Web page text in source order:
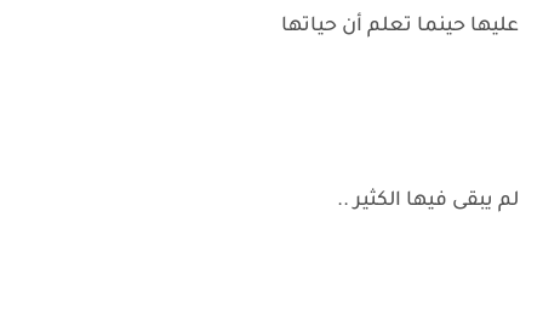
عليها حينما تعلم أن حياتها
لم يبقى فيها الكثير ..